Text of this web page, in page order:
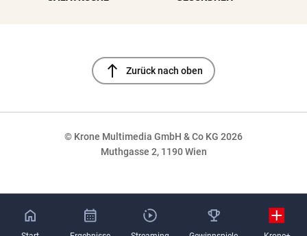
north Zurück nach oben
© Krone Multimedia GmbH & Co KG 2026
Muthgasse 2, 1190 Wien
NaN%